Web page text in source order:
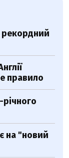
правило
на "новий